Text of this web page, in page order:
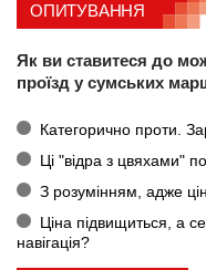
ОПИТУВАННЯ
Як ви ставитеся до
проїзд у сумських
Категорично проти.
Ці "відра з цвяхами"
З розумінням, адже
Ціна підвищиться, а
навігація?